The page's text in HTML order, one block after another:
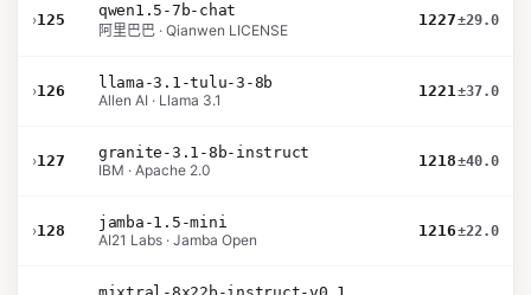
›125
qwen1.5-7b-chat
阿里巴巴 · Qianwen LICENSE
1227±29.0
›126
llama-3.1-tulu-3-8b
Allen AI · Llama 3.1
1221±37.0
›127
granite-3.1-8b-instruct
IBM · Apache 2.0
1218±40.0
›128
jamba-1.5-mini
AI21 Labs · Jamba Open
1216±22.0